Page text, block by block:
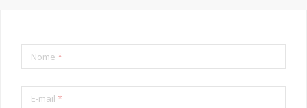
Nome *
E-mail *